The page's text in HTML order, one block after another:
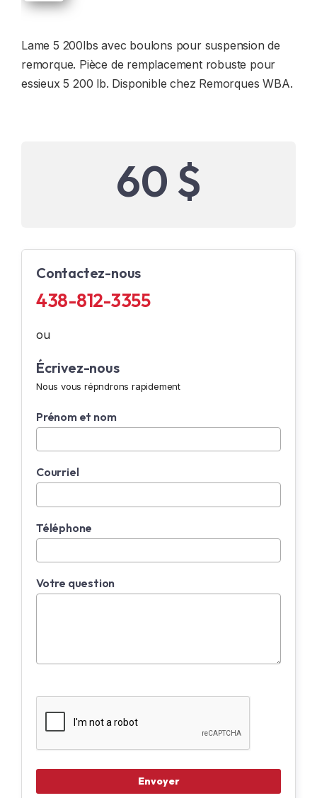
Lame 5 200lbs avec boulons pour suspension de
remorque. Pièce de remplacement robuste pour
essieux 5 200 lb. Disponible chez Remorques WBA.
60 $
Contactez-nous
438-812-3355
ou
Écrivez-nous
Nous vous répndrons rapidement
Prénom et nom
Courriel
Téléphone
Votre question